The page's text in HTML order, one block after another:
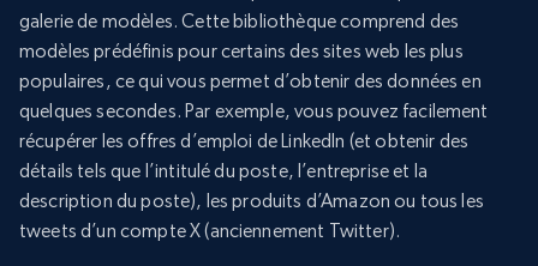
galerie de modèles. Cette bibliothèque comprend des
modèles prédéfinis pour certains des sites web les plus
populaires, ce qui vous permet d’obtenir des données en
quelques secondes. Par exemple, vous pouvez facilement
récupérer les offres d’emploi de LinkedIn (et obtenir des
détails tels que l’intitulé du poste, l’entreprise et la
description du poste), les produits d’Amazon ou tous les
tweets d’un compte X (anciennement Twitter).